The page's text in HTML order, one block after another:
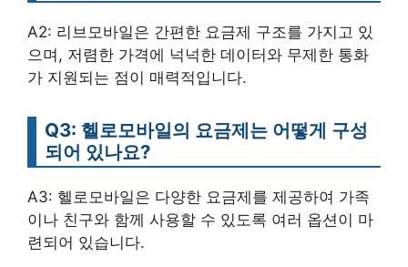
A2: 리브모바일은 간편한 요금제 구조를 가지고 있
으며, 저렴한 가격에 넉넉한 데이터와 무제한 통화
가 지원되는 점이 매력적입니다.
Q3: 헬로모바일의 요금제는 어떻게 구성
되어 있나요?
A3: 헬로모바일은 다양한 요금제를 제공하여 가족
이나 친구와 함께 사용할 수 있도록 여러 옵션이 마
련되어 있습니다.